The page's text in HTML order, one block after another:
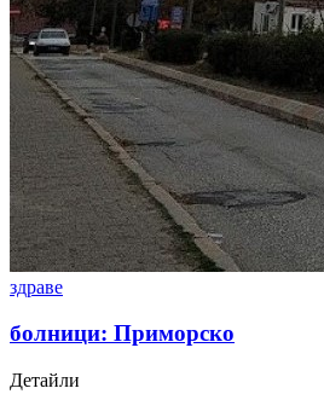
здраве
болници: Приморско
Детайли